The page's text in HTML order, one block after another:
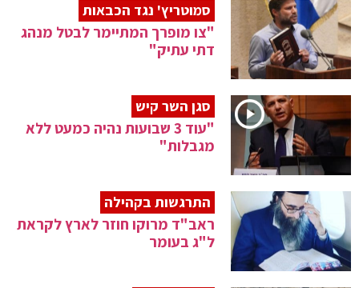
סמוטריץ' נגד הכבאות
"צו מופרך המתיימר לבטל מנהג
דתי עתיק"
סגן השר קיש
"עוד 3 שבועות נהיה כמעט ללא
מגבלות"
התרגשות בקהילה
ראב"ד מרוקו חוזר לארץ לקראת
ל"ג בעומר